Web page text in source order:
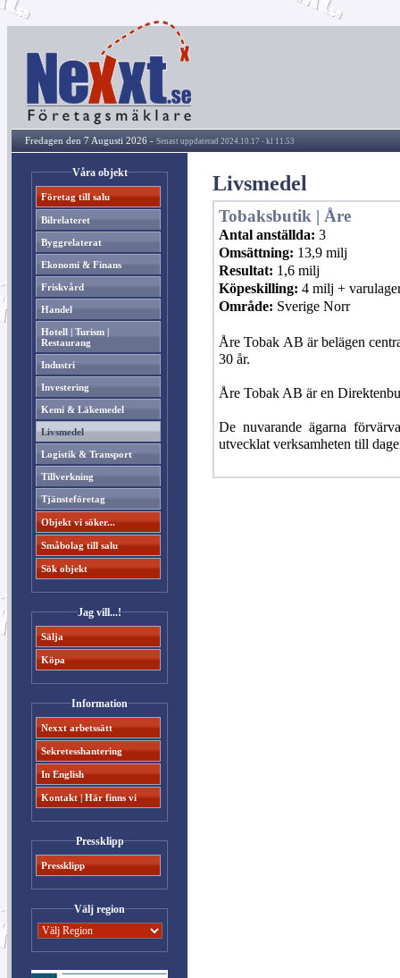
Fredagen den 7 Augusti 2026 - Senast uppdaterad 2024.10.17 - kl 11.53
Våra objekt
Företag till salu
Bilrelateret
Byggrelaterat
Ekonomi & Finans
Friskvård
Handel
Hotell | Turism |
Restaurang
Industri
Investering
Kemi & Läkemedel
Livsmedel
Logistik & Transport
Tillverkning
Tjänsteföretag
Objekt vi söker...
Småbolag till salu
Sök objekt
Jag vill...!
Sälja
Köpa
Information
Nexxt arbetssätt
Sekretesshantering
In English
Kontakt | Här finns vi
Pressklipp
Pressklipp
Välj region
Livsmedel
Tobaksbutik | Åre
Antal anställda: 3
Omsättning: 13,9 milj
Resultat: 1,6 milj
Köpeskilling: 4 milj +
Område: Sverige Norr
Åre Tobak AB är belägen
30 år.
Åre Tobak AB är en
De nuvarande ägarna
utvecklat verksamheten till